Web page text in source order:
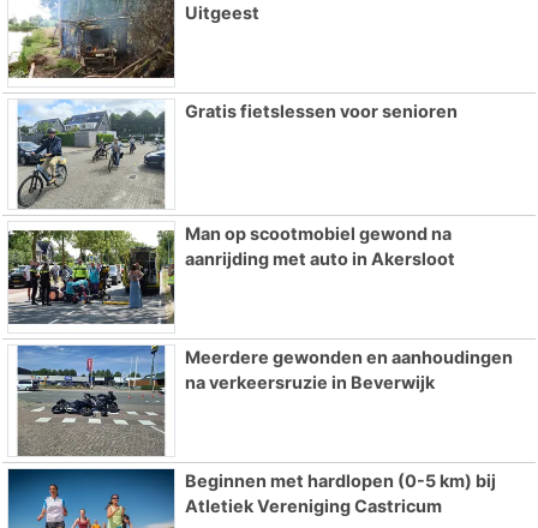
Uitgeest
Gratis fietslessen voor senioren
Man op scootmobiel gewond na
aanrijding met auto in Akersloot
Meerdere gewonden en aanhoudingen
na verkeersruzie in Beverwijk
Beginnen met hardlopen (0-5 km) bij
Atletiek Vereniging Castricum